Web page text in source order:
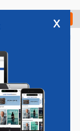
Check in
Vacatures
x